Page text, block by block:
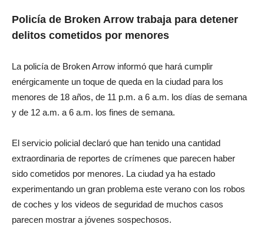
Policía de Broken Arrow trabaja para detener
delitos cometidos por menores
La policía de Broken Arrow informó que hará cumplir
enérgicamente un toque de queda en la ciudad para los
menores de 18 años, de 11 p.m. a 6 a.m. los días de semana
y de 12 a.m. a 6 a.m. los fines de semana.
El servicio policial declaró que han tenido una cantidad
extraordinaria de reportes de crímenes que parecen haber
sido cometidos por menores. La ciudad ya ha estado
experimentando un gran problema este verano con los robos
de coches y los videos de seguridad de muchos casos
parecen mostrar a jóvenes sospechosos.